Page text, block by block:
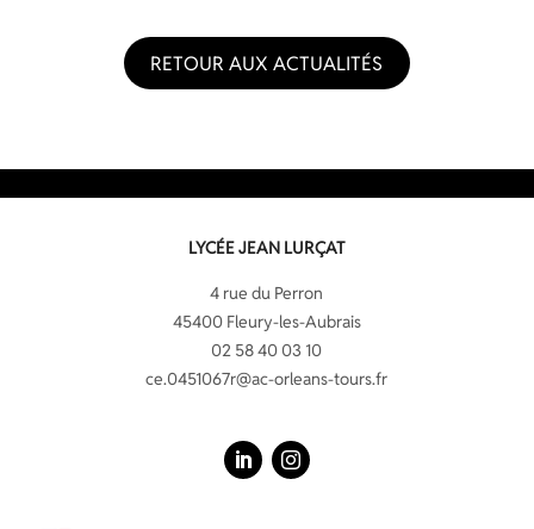
RETOUR AUX ACTUALITÉS
LYCÉE JEAN LURÇAT
4 rue du Perron
45400 Fleury-les-Aubrais
02 58 40 03 10
ce.0451067r@ac-orleans-tours.fr